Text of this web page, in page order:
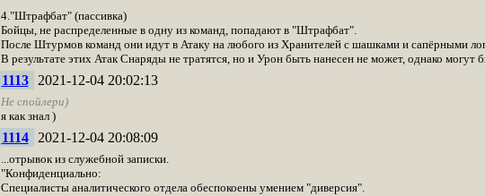
4."Штрафбат" (пассивка)
Бойцы, не распределенные в одну из команд, попадают в "Штрафбат".
После Штурмов команд они идут в Атаку на любого из Хранителей с шашками и сапёрными
В результате этих Атак Снаряды не тратятся, но и Урон быть нанесен не может, однако
1113 2021-12-04 20:02:13
Не спойлери)
я как знал )
1114 2021-12-04 20:08:09
...отрывок из служебной записки.
"Конфиденциально:
Специалисты аналитического отдела обеспокоены умением "диверсия".